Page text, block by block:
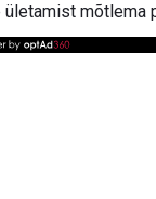
ületamist mõtlema